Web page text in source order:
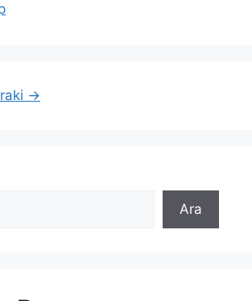
→
Ara